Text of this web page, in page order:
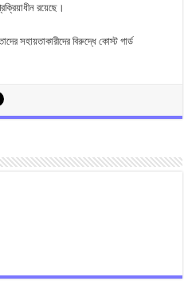
রয়েছে।
সহায়তাকারীদের বিরুদ্ধে কোস্ট গার্ড